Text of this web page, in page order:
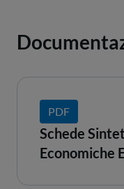
PDF
Schede
Economiche